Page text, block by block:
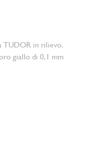
TUDOR in rilievo.
giallo di 0,1 mm